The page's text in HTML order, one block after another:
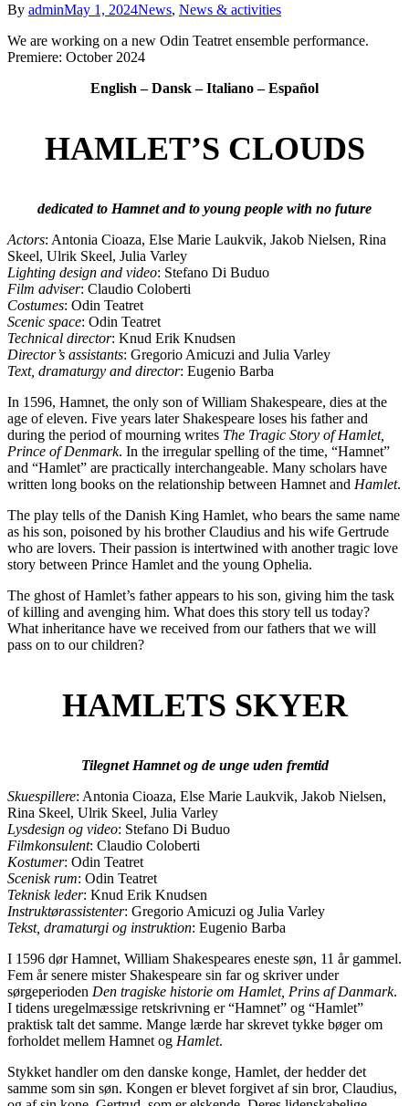
By adminMay 1, 2024News, News & activities
We are working on a new Odin Teatret ensemble performance.
Premiere: October 2024
English – Dansk – Italiano – Español
HAMLET’S CLOUDS
dedicated to Hamnet and to young people with no future
Actors: Antonia Cioaza, Else Marie Laukvik, Jakob Nielsen, Rina
Skeel, Ulrik Skeel, Julia Varley
Lighting design and video: Stefano Di Buduo
Film adviser: Claudio Coloberti
Costumes: Odin Teatret
Scenic space: Odin Teatret
Technical director: Knud Erik Knudsen
Director’s assistants: Gregorio Amicuzi and Julia Varley
Text, dramaturgy and director: Eugenio Barba
In 1596, Hamnet, the only son of William Shakespeare, dies at the
age of eleven. Five years later Shakespeare loses his father and
during the period of mourning writes The Tragic Story of Hamlet,
Prince of Denmark. In the irregular spelling of the time, “Hamnet”
and “Hamlet” are practically interchangeable. Many scholars have
written long books on the relationship between Hamnet and Hamlet.
The play tells of the Danish King Hamlet, who bears the same name
as his son, poisoned by his brother Claudius and his wife Gertrude
who are lovers. Their passion is intertwined with another tragic love
story between Prince Hamlet and the young Ophelia.
The ghost of Hamlet’s father appears to his son, giving him the task
of killing and avenging him. What does this story tell us today?
What inheritance have we received from our fathers that we will
pass on to our children?
HAMLETS SKYER
Tilegnet Hamnet og de unge uden fremtid
Skuespillere: Antonia Cioaza, Else Marie Laukvik, Jakob Nielsen,
Rina Skeel, Ulrik Skeel, Julia Varley
Lysdesign og video: Stefano Di Buduo
Filmkonsulent: Claudio Coloberti
Kostumer: Odin Teatret
Scenisk rum: Odin Teatret
Teknisk leder: Knud Erik Knudsen
Instruktørassistenter: Gregorio Amicuzi og Julia Varley
Tekst, dramaturgi og instruktion: Eugenio Barba
I 1596 dør Hamnet, William Shakespeares eneste søn, 11 år gammel.
Fem år senere mister Shakespeare sin far og skriver under
sørgeperioden Den tragiske historie om Hamlet, Prins af Danmark.
I tidens uregelmæssige retskrivning er “Hamnet” og “Hamlet”
praktisk talt det samme. Mange lærde har skrevet tykke bøger om
forholdet mellem Hamnet og Hamlet.
Stykket handler om den danske konge, Hamlet, der hedder det
samme som sin søn. Kongen er blevet forgivet af sin bror, Claudius,